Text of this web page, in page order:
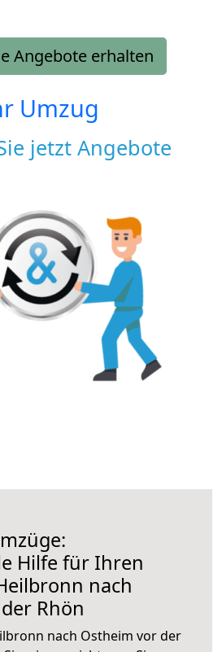
Angebote erhalten
Umzug
jetzt Angebote
Hilfe für Ihren
nach
Rhön
nach Ostheim vor der